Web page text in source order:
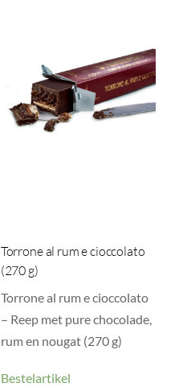
Torrone al rum e cioccolato
(270 g)
Torrone al rum e cioccolato
– Reep met pure chocolade,
rum en nougat (270 g)
Bestelartikel